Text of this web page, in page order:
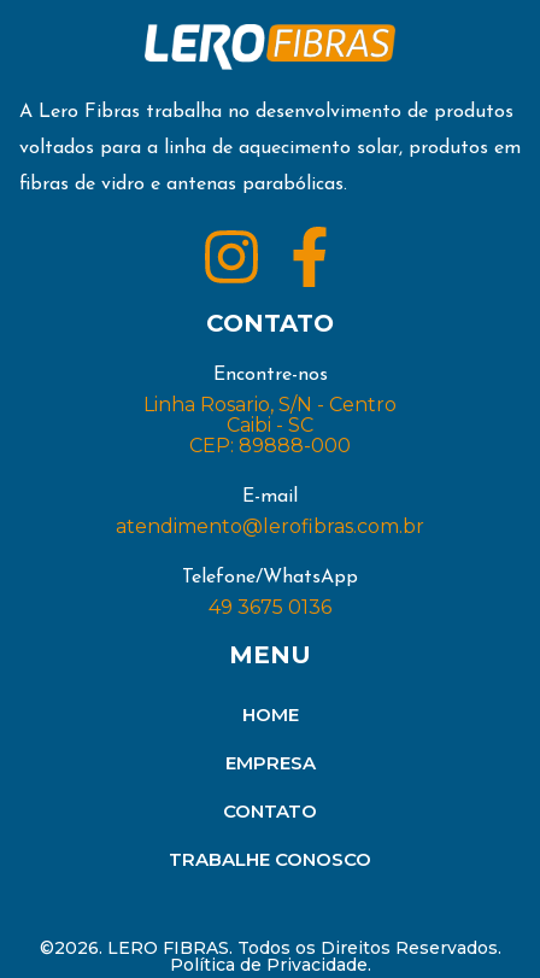
A Lero Fibras trabalha no desenvolvimento de produtos
voltados para a linha de aquecimento solar, produtos em
fibras de vidro e antenas parabólicas.
CONTATO
Encontre-nos
Linha Rosario, S/N - Centro
Caibi - SC
CEP: 89888-000
E-mail
atendimento@lerofibras.com.br
Telefone/WhatsApp
49 3675 0136
MENU
HOME
EMPRESA
CONTATO
TRABALHE CONOSCO
©2026. LERO FIBRAS. Todos os Direitos Reservados.
Política de Privacidade.